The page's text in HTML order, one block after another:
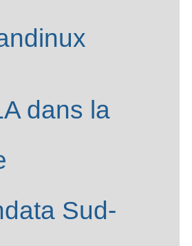
dans la
Sud-